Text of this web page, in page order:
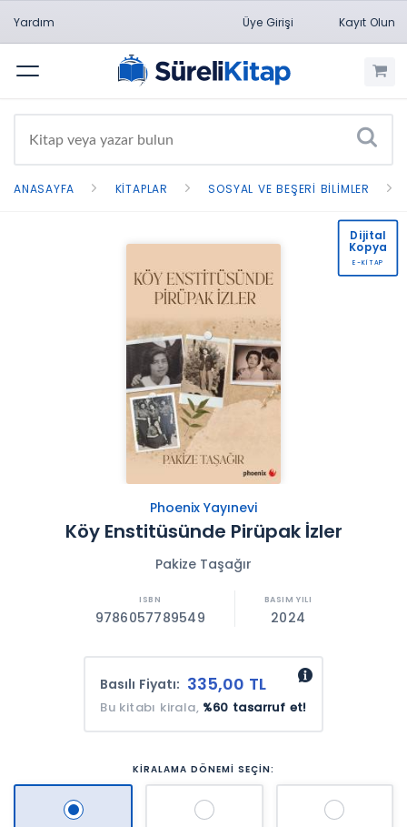
Yardım Üye Girişi Kayıt Olun
Menü
ANASAYFA KITAPLAR SOSYAL VE BEŞERI BILIMLER
Phoenix Yayınevi
Köy Enstitüsünde Pirüpak İzler
Pakize Taşağır
9786057789549 2024
Basılı Fiyatı: 335,00 TL
Bu kitabı kirala, %60 tasarruf et!
KİRALAMA DÖNEMİ SEÇİN:
Dijital
Kopya
E-KİTAP